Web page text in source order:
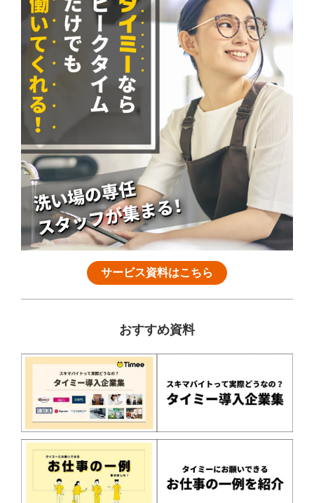
サービス資料はこちら
おすすめ資料